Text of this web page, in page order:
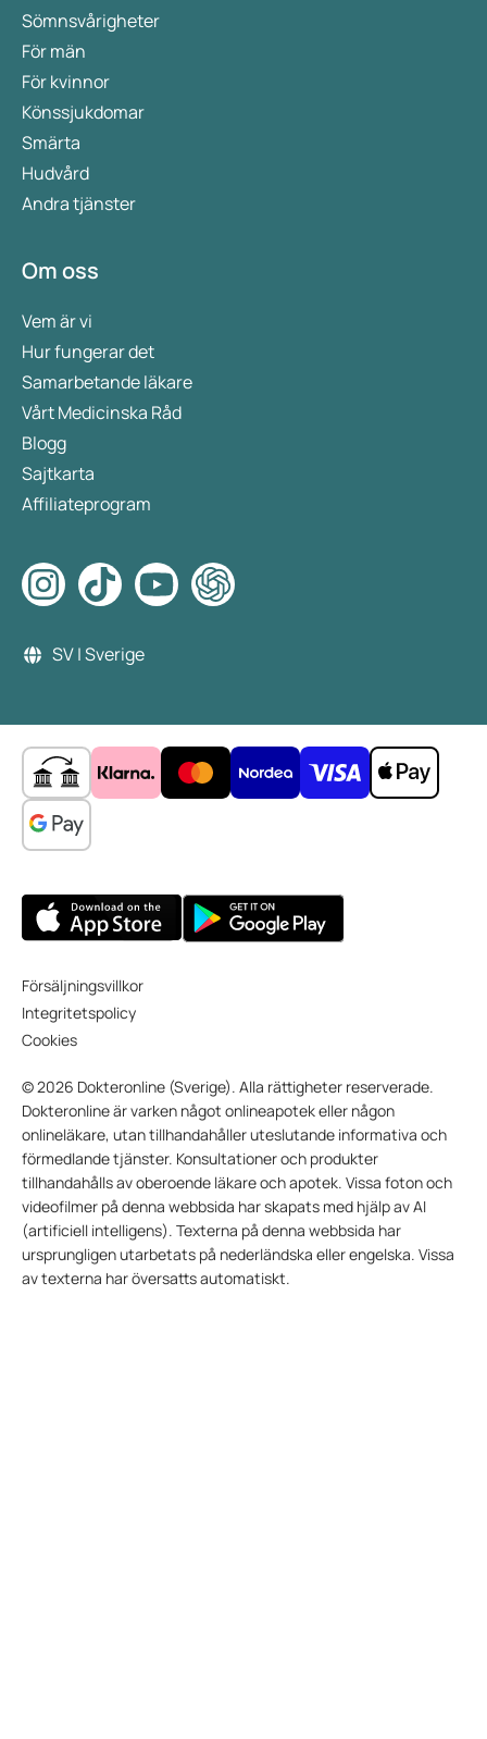
Sömnsvårigheter
För män
För kvinnor
Könssjukdomar
Smärta
Hudvård
Andra tjänster
Om oss
Vem är vi
Hur fungerar det
Samarbetande läkare
Vårt Medicinska Råd
Blogg
Sajtkarta
Affiliateprogram
SV | Sverige
Försäljningsvillkor
Integritetspolicy
Cookies
© 2026 Dokteronline (Sverige). Alla rättigheter reserverade.
Dokteronline är varken något onlineapotek eller någon
onlineläkare, utan tillhandahåller uteslutande informativa och
förmedlande tjänster. Konsultationer och produkter
tillhandahålls av oberoende läkare och apotek. Vissa foton och
videofilmer på denna webbsida har skapats med hjälp av AI
(artificiell intelligens). Texterna på denna webbsida har
ursprungligen utarbetats på nederländska eller engelska. Vissa
av texterna har översatts automatiskt.